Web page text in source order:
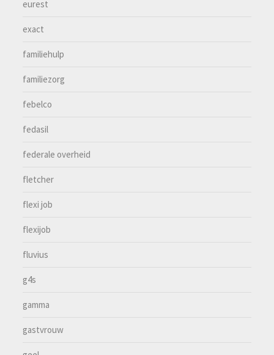
eurest
exact
familiehulp
familiezorg
febelco
fedasil
federale overheid
fletcher
flexi job
flexijob
fluvius
g4s
gamma
gastvrouw